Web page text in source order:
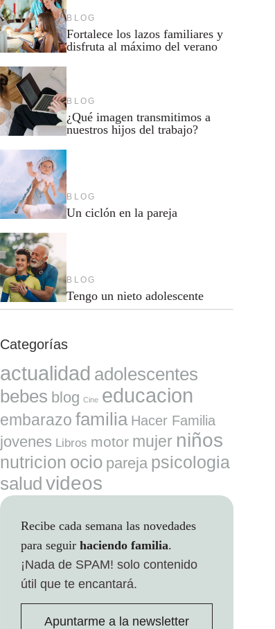
BLOG
Fortalece los lazos familiares y
disfruta al máximo del verano
BLOG
¿Qué imagen transmitimos a
nuestros hijos del trabajo?
BLOG
Un ciclón en la pareja
BLOG
Tengo un nieto adolescente
Categorías
actualidad adolescentes
bebes blog Cine educacion
embarazo familia Hacer Familia
jovenes Libros motor mujer niños
nutricion ocio pareja psicologia
salud videos
Recibe cada semana las novedades
para seguir haciendo familia.
¡Nada de SPAM! solo contenido
útil que te encantará.
Apuntarme a la newsletter